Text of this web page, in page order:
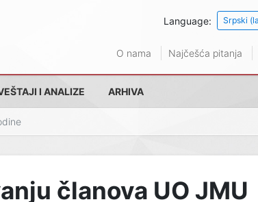
Language: Srpski
O nama Najčešća pitanja
I ANALIZE ARHIVA
članova UO JMU